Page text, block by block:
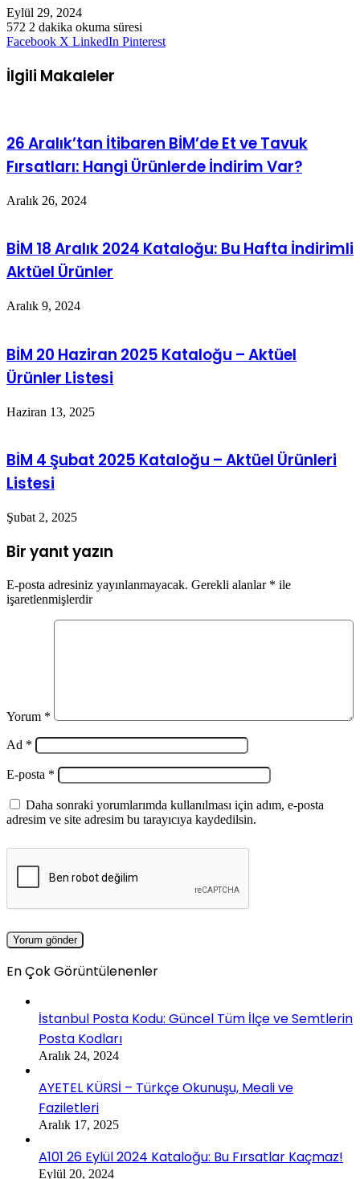
Eylül 29, 2024
572 2 dakika okuma süresi
Facebook X LinkedIn Pinterest
İlgili Makaleler
26 Aralık’tan İtibaren BİM’de Et ve Tavuk
Fırsatları: Hangi Ürünlerde İndirim Var?
Aralık 26, 2024
BİM 18 Aralık 2024 Kataloğu: Bu Hafta İndirimli
Aktüel Ürünler
Aralık 9, 2024
BİM 20 Haziran 2025 Kataloğu – Aktüel
Ürünler Listesi
Haziran 13, 2025
BİM 4 Şubat 2025 Kataloğu – Aktüel Ürünleri
Listesi
Şubat 2, 2025
Bir yanıt yazın
E-posta adresiniz yayınlanmayacak. Gerekli alanlar * ile
işaretlenmişlerdir
Yorum *
Ad *
E-posta *
Daha sonraki yorumlarımda kullanılması için adım, e-posta
adresim ve site adresim bu tarayıcıya kaydedilsin.
En Çok Görüntülenenler
İstanbul Posta Kodu: Güncel Tüm İlçe ve Semtlerin
Posta Kodları
Aralık 24, 2024
AYETEL KÜRSİ – Türkçe Okunuşu, Meali ve
Faziletleri
Aralık 17, 2025
A101 26 Eylül 2024 Kataloğu: Bu Fırsatlar Kaçmaz!
Eylül 20, 2024